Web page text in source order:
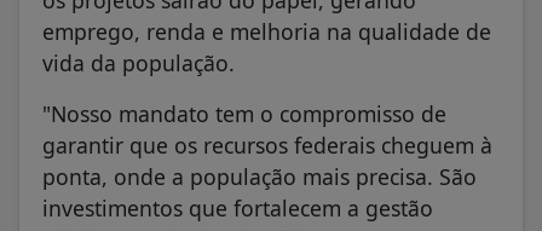
emprego, renda e melhoria na qualidade de
vida da população.
"Nosso mandato tem o compromisso de
garantir que os recursos federais cheguem à
ponta, onde a população mais precisa. São
investimentos que fortalecem a gestão